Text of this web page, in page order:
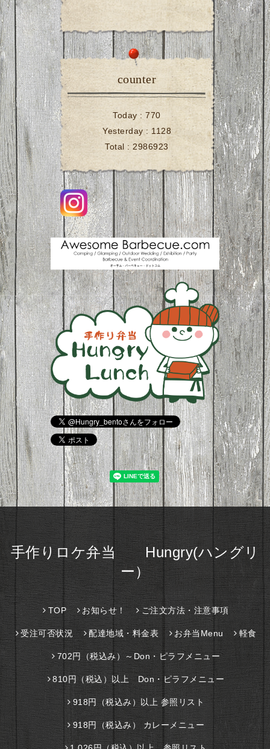
counter
Today :770
Yesterday : 1128
Total :2986923
手作りロケ弁当 Hungry(ハングリ
ー）
TOP お知らせ！ ご注文方法・注意事項
受注可否状況 配達地域・料金表 お弁当Menu 軽食
702円（税込み）～Don・ピラフメニュー
810円（税込）以上 Don・ピラフメニュー
918円（税込み）以上 参照リスト
918円（税込み） カレーメニュー